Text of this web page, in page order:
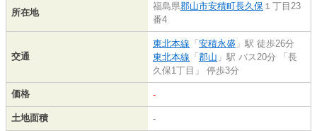
所在地
福島県郡山市安積町長久保 １丁目23
番4
交通
東北本線 「 安積永盛 」駅 徒歩26分
東北本線 「 郡山 」駅 バス20分 「長
久保1丁目」 停歩3分
価格 -
土地面積 -